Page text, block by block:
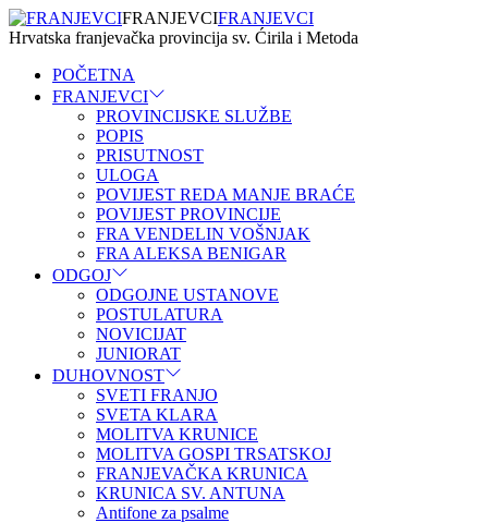
FRANJEVCIFRANJEVCI
Hrvatska franjevačka provincija sv. Ćirila i Metoda
POČETNA
FRANJEVCI
PROVINCIJSKE SLUŽBE
POPIS
PRISUTNOST
ULOGA
POVIJEST REDA MANJE BRAĆE
POVIJEST PROVINCIJE
FRA VENDELIN VOŠNJAK
FRA ALEKSA BENIGAR
ODGOJ
ODGOJNE USTANOVE
POSTULATURA
NOVICIJAT
JUNIORAT
DUHOVNOST
SVETI FRANJO
SVETA KLARA
MOLITVA KRUNICE
MOLITVA GOSPI TRSATSKOJ
FRANJEVAČKA KRUNICA
KRUNICA SV. ANTUNA
Antifone za psalme